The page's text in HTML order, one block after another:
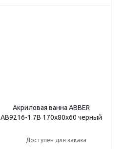
Акриловая ванна ABBER
AB9216-1.7B 170х80х60 черный
Доступен для заказа